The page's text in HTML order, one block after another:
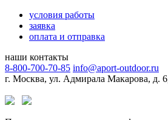
условия работы
заявка
оплата и отправка
наши контакты
8-800-700-70-85 info@aport-outdoor.ru
г. Москва, ул. Адмирала Макарова, д.